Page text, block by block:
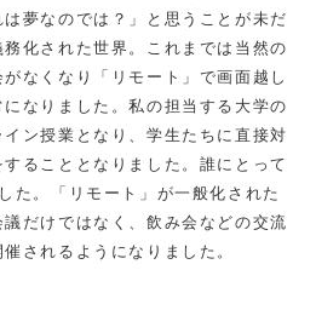
夢なのでは？」と思うことが未だ
化された世界。これまでは当然の
なくなり「リモート」で画面越し
なりました。私の担当する大学の
ン授業となり、学生たちに直接対
ることとなりました。誰にとって
た。「リモート」が一般化された
だけではなく、飲み会などの交流
されるようになりました。